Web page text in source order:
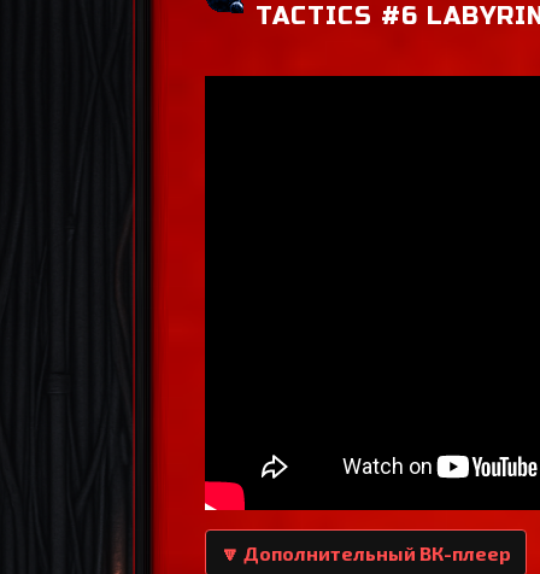
TACTICS #6
🔽 Дополнительный ВК-плеер